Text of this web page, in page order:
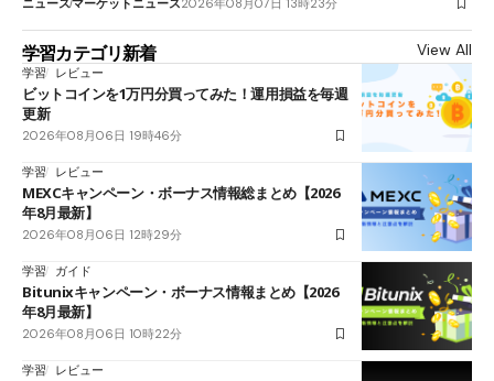
ニュースマーケットニュース2026年08月07日 13時23分
学習カテゴリ新着 View All
学習 レビュー
ビットコインを1万円分買ってみた！運用損益を毎週
更新
2026年08月06日 19時46分
学習 レビュー
MEXCキャンペーン・ボーナス情報総まとめ【2026
年8月最新】
2026年08月06日 12時29分
学習 ガイド
Bitunixキャンペーン・ボーナス情報まとめ【2026
年8月最新】
2026年08月06日 10時22分
学習 レビュー